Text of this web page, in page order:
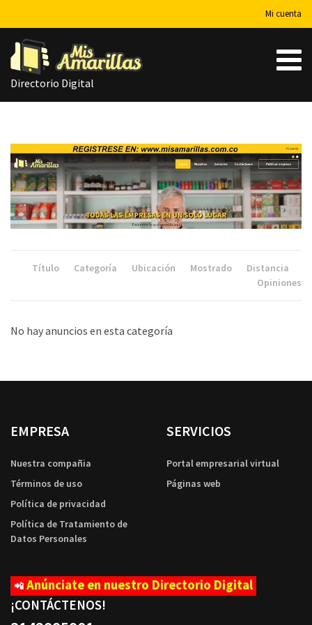
Mi cuenta
Directorio Digital
Título Categoría Ubicación Mostrado
Distancia
Opiniones
No hay anuncios en esta categoría
EMPRESA
Nuestra compañia
Términos de uso
Política de privacidad
Política de Tratamiento de
Datos Personales
SERVICIOS
Portal empresarial virtual
Páginas web
📲 Anúnciate en nuestro Directorio Digital
¡CONTÁCTENOS!